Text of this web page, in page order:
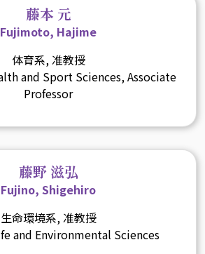
藤本 元
Fujimoto, Hajime
体育系, 准教授
and Sport Sciences, Associate
Professor
藤野 滋弘
Fujino, Shigehiro
生命環境系, 准教授
and Environmental Sciences